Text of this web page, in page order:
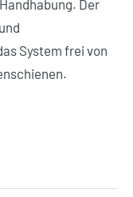
Der
System frei von